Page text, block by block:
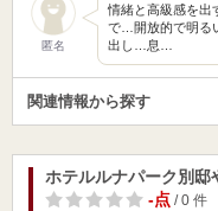
匿名
情緒と高級感を出
で…開放的で明る
出し…息…
関連情報から探す
ホテルルナパーク別邸
-点/ 0 件